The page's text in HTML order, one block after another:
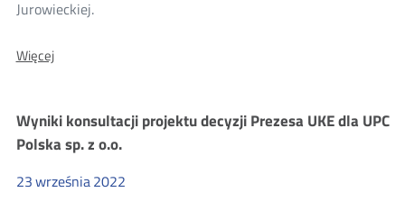
Jurowieckiej.
WięcejO:
decyzji
UKE
HomeNet
Wyniki konsultacji projektu decyzji Prezesa UKE dla UPC
Polska sp. z o.o.
23września2022